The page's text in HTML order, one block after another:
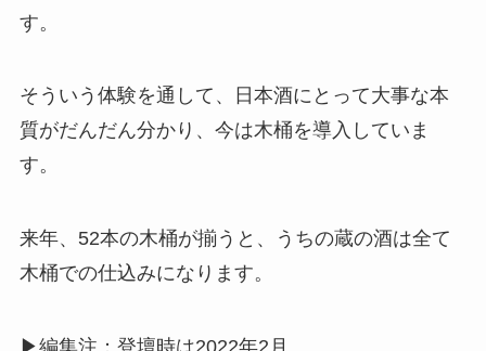
す。
そういう体験を通して、日本酒にとって大事な本
質がだんだん分かり、今は木桶を導入していま
す。
来年、52本の木桶が揃うと、うちの蔵の酒は全て
木桶での仕込みになります。